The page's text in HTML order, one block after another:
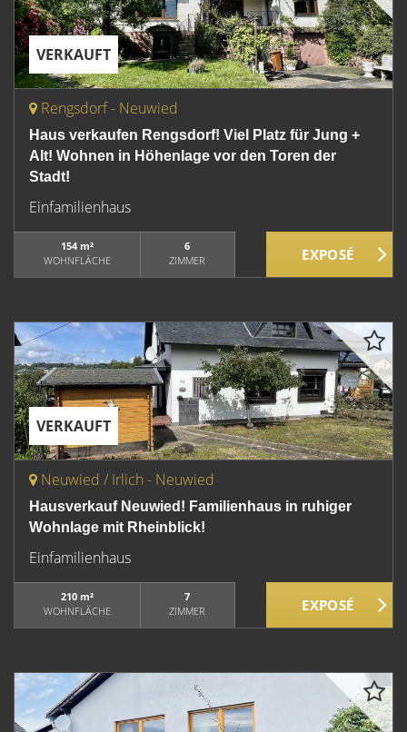
VERKAUFT
Rengsdorf - Neuwied
Haus verkaufen Rengsdorf! Viel Platz für Jung +
Alt! Wohnen in Höhenlage vor den Toren der
Stadt!
Einfamilienhaus
154 m²
WOHNFLÄCHE
6
ZIMMER
VERKAUFT
Neuwied / Irlich - Neuwied
Hausverkauf Neuwied! Familienhaus in ruhiger
Wohnlage mit Rheinblick!
Einfamilienhaus
210 m²
WOHNFLÄCHE
7
ZIMMER